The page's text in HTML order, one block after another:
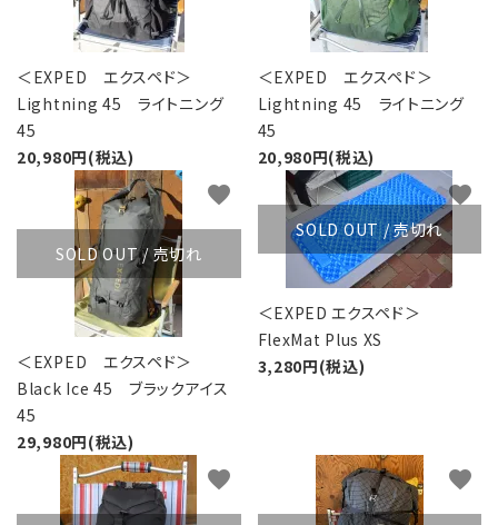
＜EXPED エクスペド＞
Lightning 45 ライトニング
45
20,980円(税込)
＜EXPED エクスペド＞
Lightning 45 ライトニング
45
20,980円(税込)
SOLD OUT / 売切れ
＜EXPED エクスペド＞
Black Ice 45 ブラックアイス
45
29,980円(税込)
favorite
SOLD OUT / 売切れ
＜EXPED エクスペド＞
FlexMat Plus XS
3,280円(税込)
favorite
favorite favorite